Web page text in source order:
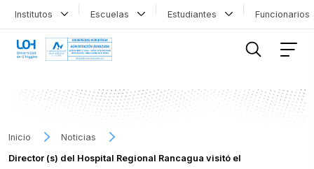
Institutos Escuelas Estudiantes
Inicio
Noticias
Director (s) del Hospital Regional Rancagua visitó el